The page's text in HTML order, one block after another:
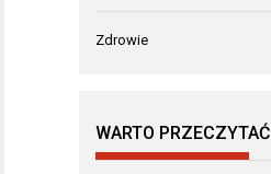
Zdrowie
WARTO PRZECZYTAĆ